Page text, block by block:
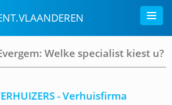
Welke specialist kiest u?
- Verhuisfirma